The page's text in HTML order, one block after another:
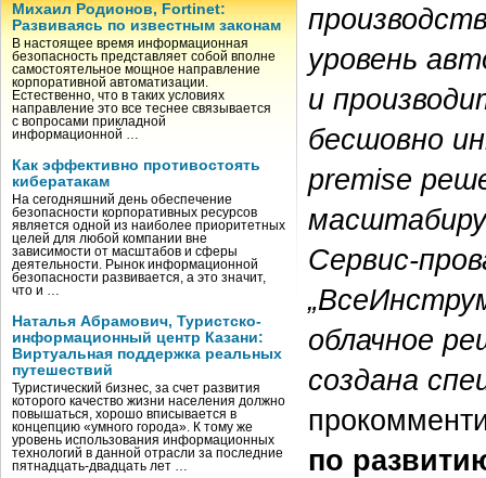
Михаил Родионов, Fortinet:
Развиваясь по известным законам
В настоящее время информационная
безопасность представляет собой вполне
самостоятельное мощное направление
корпоративной автоматизации.
Естественно, что в таких условиях
направление это все теснее связывается
с вопросами прикладной
информационной …
Как эффективно противостоять
кибератакам
На сегодняшний день обеспечение
безопасности корпоративных ресурсов
является одной из наиболее приоритетных
целей для любой компании вне
зависимости от масштабов и сферы
деятельности. Рынок информационной
безопасности развивается, а это значит,
что и …
Наталья Абрамович, Туристско-
информационный центр Казани:
Виртуальная поддержка реальных
путешествий
Туристический бизнес, за счет развития
которого качество жизни населения должно
повышаться, хорошо вписывается в
концепцию «умного города». К тому же
уровень использования информационных
технологий в данной отрасли за последние
пятнадцать-двадцать лет …
уровень
и
бесшовно
premise
Сервис-
облачное
создана
по